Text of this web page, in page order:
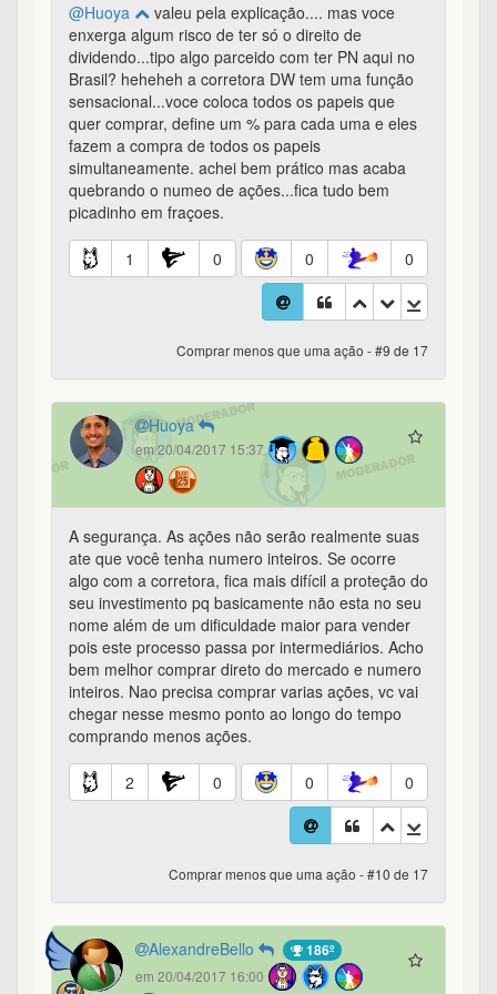
@Huoya
valeu pela explicação.... mas voce
enxerga algum risco de ter só o direito de
dividendo...tipo algo parceido com ter PN aqui no
Brasil? heheheh a corretora DW tem uma função
sensacional...voce coloca todos os papeis que
quer comprar, define um % para cada uma e eles
fazem a compra de todos os papeis
simultaneamente. achei bem prático mas acaba
quebrando o numeo de ações...fica tudo bem
picadinho em fraçoes.
1 0 0 0
Comprar menos que uma ação - #9 de 17
Huoya
em 20/04/2017 15:37
A segurança. As ações não serão realmente suas
ate que você tenha numero inteiros. Se ocorre
algo com a corretora, fica mais difícil a proteção do
seu investimento pq basicamente não esta no seu
nome além de um dificuldade maior para vender
pois este processo passa por intermediários. Acho
bem melhor comprar direto do mercado e numero
inteiros. Nao precisa comprar varias ações, vc vai
chegar nesse mesmo ponto ao longo do tempo
comprando menos ações.
2 0 0 0
Comprar menos que uma ação - #10 de 17
AlexandreBello 186º
em 20/04/2017 16:00